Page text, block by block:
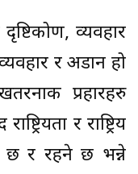
व्यवहार
र अडान हो
प्रहारहरु
र राष्ट्रिय
छ र रहने छ भन्ने